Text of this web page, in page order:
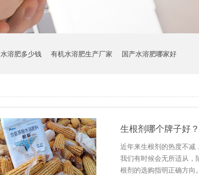
水溶肥多少钱 有机水溶肥生产厂家 国产水溶肥哪家好
生根剂哪个牌子好
近年来生根剂的热度不减
我们有时候会无所适从，
根剂的选购指明正确方向。